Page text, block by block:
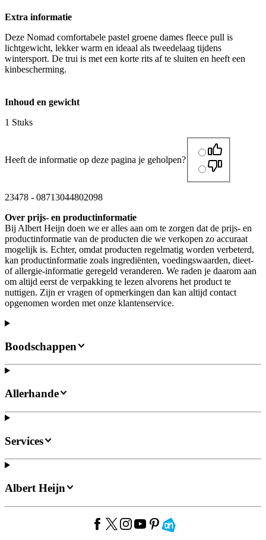
Extra informatie
Deze Nomad comfortabele pastel groene dames fleece pull is
lichtgewicht, lekker warm en ideaal als tweedelaag tijdens
wintersport. De trui is met een korte rits af te sluiten en heeft een
kinbescherming.
Inhoud en gewicht
1 Stuks
Heeft de informatie op deze pagina je geholpen?
23478 - 08713044802098
Over prijs- en productinformatie
Bij Albert Heijn doen we er alles aan om te zorgen dat de prijs- en
productinformatie van de producten die we verkopen zo accuraat
mogelijk is. Echter, omdat producten regelmatig worden verbeterd,
kan productinformatie zoals ingrediënten, voedingswaarden, dieet-
of allergie-informatie geregeld veranderen. We raden je daarom aan
om altijd eerst de verpakking te lezen alvorens het product te
nuttigen. Zijn er vragen of opmerkingen dan kan altijd contact
opgenomen worden met onze klantenservice.
Boodschappen
Allerhande
Services
Albert Heijn